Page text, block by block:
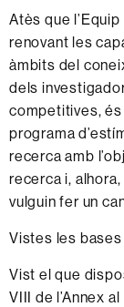
Atès que
renovant les
àmbits del
dels
competitives, és
programa
recerca amb
recerca i,
vulguin fer un
Vistes les bases
Vist el que
VIII de l’Annex